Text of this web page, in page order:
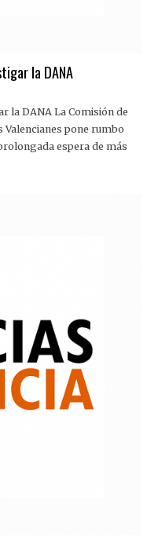
la DANA
la DANA La Comisión de
pone rumbo
espera de más